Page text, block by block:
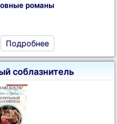
романы
Подробнее
соблазнитель